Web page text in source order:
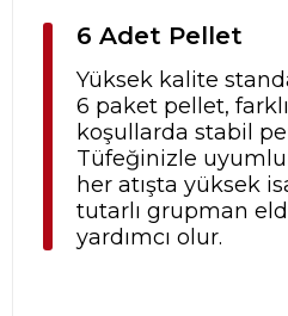
6 Adet Pellet
Yüksek kalite
6 paket pellet,
koşullarda stabil
Tüfeğinizle uyumlu
her atışta yüksek
tutarlı grupman
yardımcı olur.